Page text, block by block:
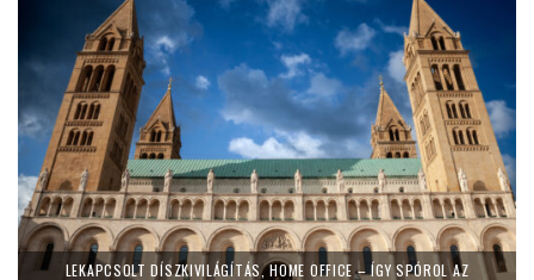
LEKAPCSOLT DÍSZKIVILÁGÍTÁS, HOME OFFICE – ÍGY SPÓROL AZ